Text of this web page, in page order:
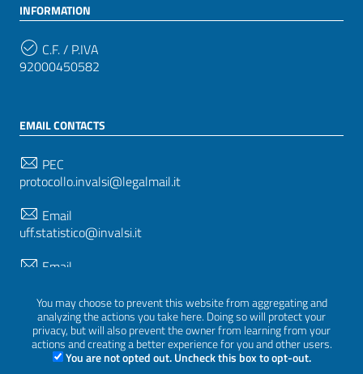
You may choose to prevent this website from aggregating and
analyzing the actions you take here. Doing so will protect your
privacy, but will also prevent the owner from learning from your
actions and creating a better experience for you and other users.
You are not opted out. Uncheck this box to opt-out.
INFORMATION
C.F. / P.IVA
92000450582
EMAIL CONTACTS
PEC
protocollo.invalsi@legalmail.it
Email
uff.statistico@invalsi.it
Email
FOLLOW US ON